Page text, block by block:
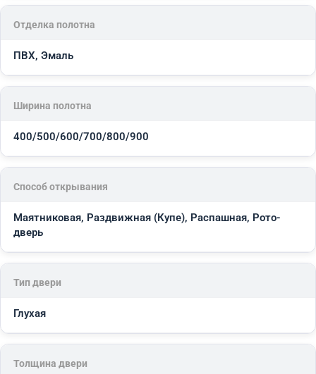
Отделка полотна
ПВХ, Эмаль
Ширина полотна
400/500/600/700/800/900
Способ открывания
Маятниковая, Раздвижная (Купе), Распашная, Рото-
дверь
Тип двери
Глухая
Толщина двери